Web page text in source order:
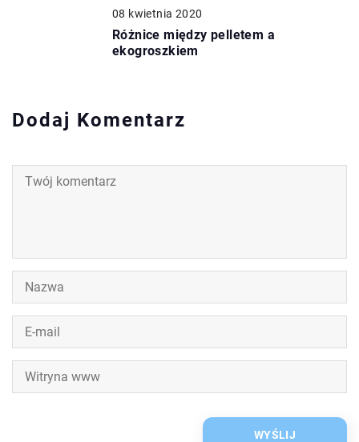
08 kwietnia 2020
Różnice między pelletem a
ekogroszkiem
Dodaj Komentarz